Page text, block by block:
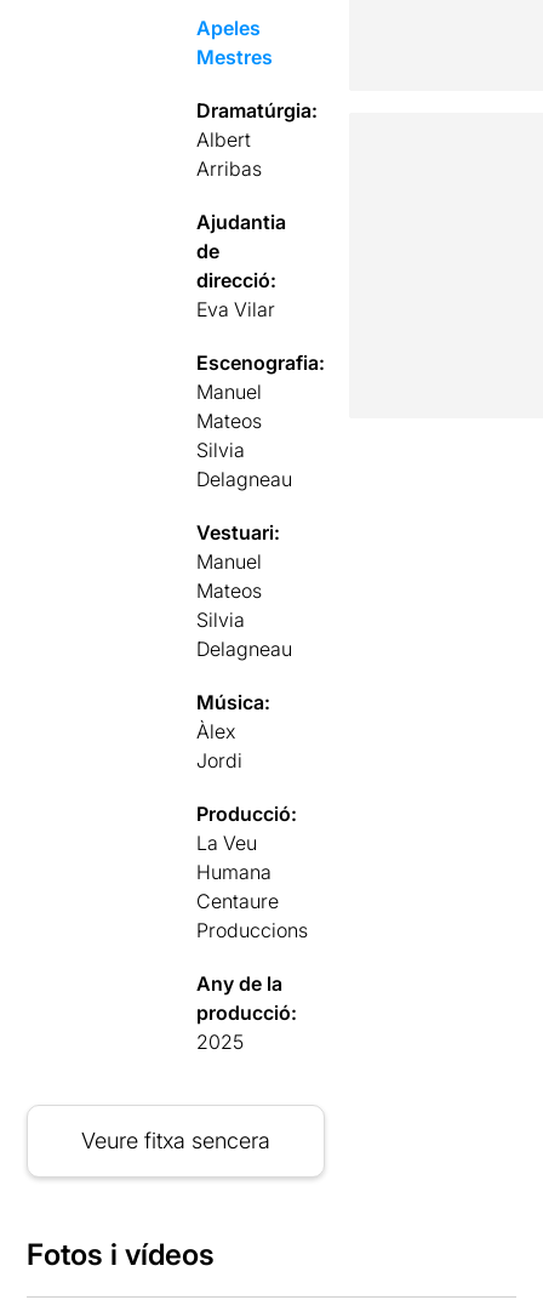
Apeles
Mestres
Dramatúrgia:
Albert
Arribas
Ajudantia
de
direcció:
Eva Vilar
Escenografia:
Manuel
Mateos
Silvia
Delagneau
Vestuari:
Manuel
Mateos
Silvia
Delagneau
Música:
Àlex
Jordi
Producció:
La Veu
Humana
Centaure
Produccions
Any de la
producció:
2025
Veure fitxa sencera
Fotos i vídeos